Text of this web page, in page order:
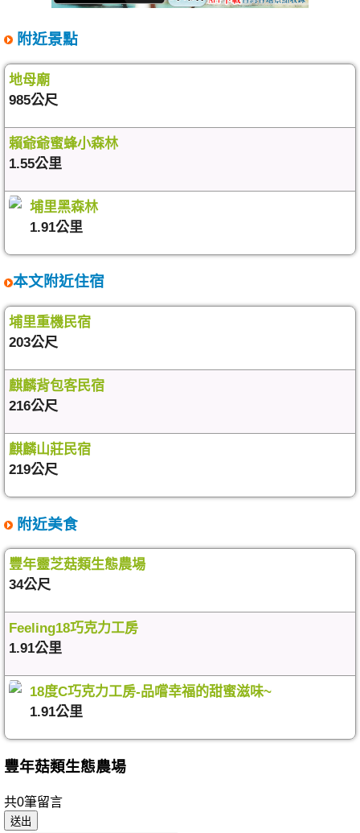
附近景點
地母廟
985公尺
賴爺爺蜜蜂小森林
1.55公里
埔里黑森林
1.91公里
本文附近住宿
埔里重機民宿
203公尺
麒麟背包客民宿
216公尺
麒麟山莊民宿
219公尺
附近美食
豐年靈芝菇類生態農場
34公尺
Feeling18巧克力工房
1.91公里
18度C巧克力工房-品嚐幸福的甜蜜滋味~
1.91公里
豐年菇類生態農場
共0筆留言